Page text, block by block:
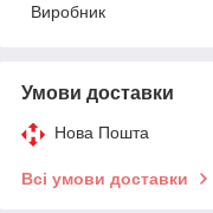
Виробник
Умови доставки
Нова Пошта
Всі умови доставки